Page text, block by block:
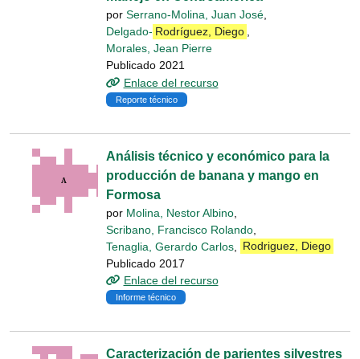
por Serrano-Molina, Juan José,
Delgado- Rodríguez, Diego ,
Morales, Jean Pierre
Publicado 2021
Enlace del recurso
Reporte técnico
Análisis técnico y económico para la
producción de banana y mango en
Formosa
por Molina, Nestor Albino
Scribano, Francisco Rolando
Tenaglia, Gerardo Carlos
Rodriguez, Diego
Publicado 2017
Enlace del recurso
Informe técnico
Caracterización de parientes silvestres